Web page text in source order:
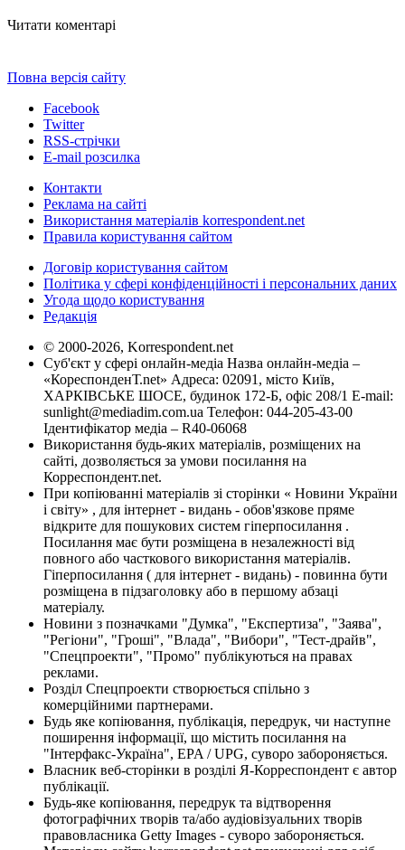
Читати коментарі
Повна версія сайту
Facebook
Twitter
RSS-стрічки
E-mail розсилка
Контакти
Реклама на сайті
Використання матеріалів korrespondent.net
Правила користування сайтом
Договір користування сайтом
Політика у сфері конфіденційності і персональних даних
Угода щодо користування
Редакція
© 2000-2026, Korrespondent.net
Суб'єкт у сфері онлайн-медіа Назва онлайн-медіа –
«КореспонденТ.net» Адреса: 02091, місто Київ,
ХАРКІВСЬКЕ ШОСЕ, будинок 172-Б, офіс 208/1 E-mail:
sunlight@mediadim.com.ua Телефон: 044-205-43-00
Ідентифікатор медіа – R40-06068
Використання будь-яких матеріалів, розміщених на
сайті, дозволяється за умови посилання на
Корреспондент.net.
При копіюванні матеріалів зі сторінки « Новини України
і світу» , для інтернет - видань - обов'язкове пряме
відкрите для пошукових систем гіперпосилання .
Посилання має бути розміщена в незалежності від
повного або часткового використання матеріалів.
Гіперпосилання ( для інтернет - видань) - повинна бути
розміщена в підзаголовку або в першому абзаці
матеріалу.
Новини з позначками "Думка", "Експертиза", "Заява",
"Регіони", "Гроші", "Влада", "Вибори", "Тест-драйв",
"Спецпроекти", "Промо" публікуються на правах
реклами.
Розділ Спецпроекти створюється спільно з
комерційними партнерами.
Будь яке копіювання, публікація, передрук, чи наступне
поширення інформації, що містить посилання на
"Інтерфакс-Україна", EPA / UPG, суворо забороняється.
Власник веб-сторінки в розділі Я-Корреспондент є автор
публікації.
Будь-яке копіювання, передрук та відтворення
фотографічних творів та/або аудіовізуальних творів
правовласника Getty Images - суворо забороняється.